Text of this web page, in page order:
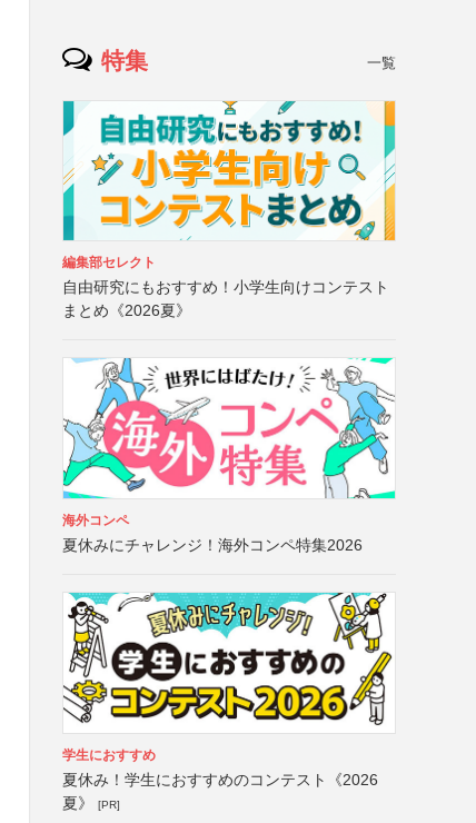
特集 一覧
編集部セレクト
自由研究にもおすすめ！小学生向けコンテスト
まとめ《2026夏》
海外コンペ
夏休みにチャレンジ！海外コンペ特集2026
学生におすすめ
夏休み！学生におすすめのコンテスト《2026
夏》
[PR]